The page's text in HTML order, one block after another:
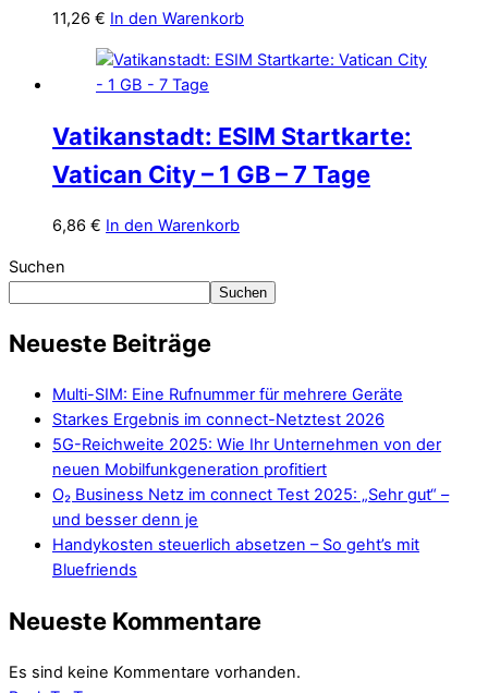
11,26 € In den Warenkorb
Vatikanstadt: ESIM Startkarte:
Vatican City – 1 GB – 7 Tage
6,86 € In den Warenkorb
Suchen
Suchen
Neueste Beiträge
Multi-SIM: Eine Rufnummer für mehrere Geräte
Starkes Ergebnis im connect-Netztest 2026
5G-Reichweite 2025: Wie Ihr Unternehmen von der
neuen Mobilfunkgeneration profitiert
O₂ Business Netz im connect Test 2025: „Sehr gut“ –
und besser denn je
Handykosten steuerlich absetzen – So geht’s mit
Bluefriends
Neueste Kommentare
Es sind keine Kommentare vorhanden.